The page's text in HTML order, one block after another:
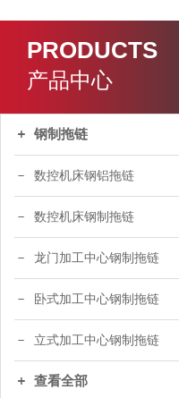
PRODUCTS
产品中心
钢制拖链
数控机床钢铝拖链
数控机床钢制拖链
龙门加工中心钢制拖链
卧式加工中心钢制拖链
立式加工中心钢制拖链
查看全部